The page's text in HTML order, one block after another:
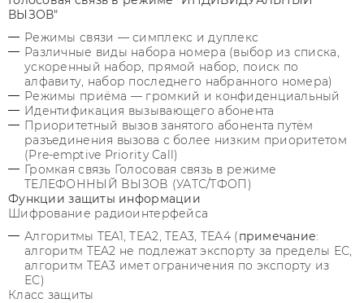
ВЫЗОВ"
Режимы связи — симплекс и дуплекс
Различные виды набора номера (выбор из списка,
ускоренный набор, прямой набор, поиск по
алфавиту, набор последнего набранного номера)
Режимы приёма — громкий и конфиденциальный
Идентификация вызывающего абонента
Приоритетный вызов занятого абонента путём
разъединения вызова с более низким приоритетом
(Pre-emptive Priority Call)
Громкая связь Голосовая связь в режиме
ТЕЛЕФОННЫЙ ВЫЗОВ (УАТС/ТФОП)
Функции защиты информации
Шифрование радиоинтерфейса
Алгоритмы TEA1, TEA2, TEA3, ТЕА4 (примечание:
алгоритм TEA2 не подлежат экспорту за пределы ЕС,
алгоритм TEA3 имет ограничения по экспорту из
ЕС)
Класс защиты